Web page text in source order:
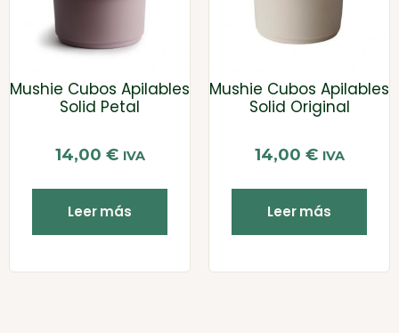
Mushie Cubos Apilables
Solid Petal
14,00 € IVA
Leer más
Mushie Cubos Apilables
Solid Original
14,00 € IVA
Leer más